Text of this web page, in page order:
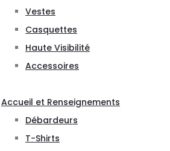
Vestes
Casquettes
Haute Visibilité
Accessoires
Accueil et Renseignements
Débardeurs
T-Shirts